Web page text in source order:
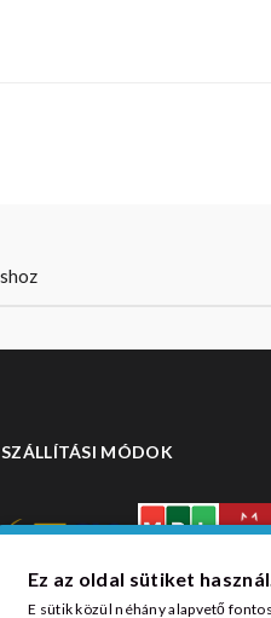
SZÁLLÍTÁSI MÓDOK
Ez az oldal sütiket
E sütik közül néhány alapvető